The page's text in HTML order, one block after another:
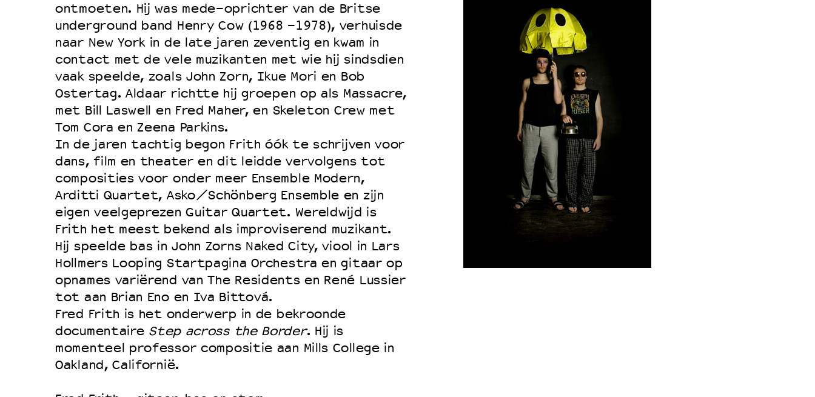
Duurzaamheid
Culturele boycot Israël
Ruimte voor artistieke vrijheid – VNPF
ontmoeten. Hij was mede-oprichter van de Britse
underground band Henry Cow (1968 -1978), verhuisde
naar New York in de late jaren zeventig en kwam in
contact met de vele muzikanten met wie hij sindsdien
vaak speelde, zoals John Zorn, Ikue Mori en Bob
Ostertag. Aldaar richtte hij groepen op als Massacre,
met Bill Laswell en Fred Maher, en Skeleton Crew met
Tom Cora en Zeena Parkins.
In de jaren tachtig begon Frith óók te schrijven voor
dans, film en theater en dit leidde vervolgens tot
composities voor onder meer Ensemble Modern,
Arditti Quartet, Asko/Schönberg Ensemble en zijn
eigen veelgeprezen Guitar Quartet. Wereldwijd is
Frith het meest bekend als improviserend muzikant.
Hij speelde bas in John Zorns Naked City, viool in Lars
Hollmers Looping Startpagina Orchestra en gitaar op
opnames variërend van The Residents en René Lussier
tot aan Brian Eno en Iva Bittová.
Fred Frith is het onderwerp in de bekroonde
documentaire Step across the Border. Hij is
momenteel professor compositie aan Mills College in
Oakland, Californië.